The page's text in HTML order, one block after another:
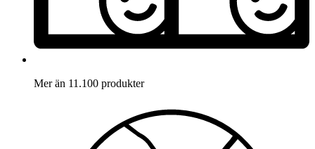
Mer än 11.100 produkter